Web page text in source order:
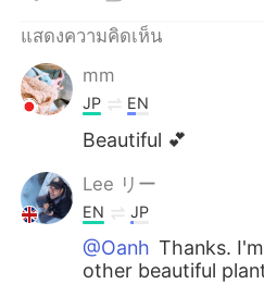
Português
แสดงความคิดเห็น
mm
JP EN
Beautiful 💕
Lee リー
EN JP
@Oanh Thanks.
other beautiful